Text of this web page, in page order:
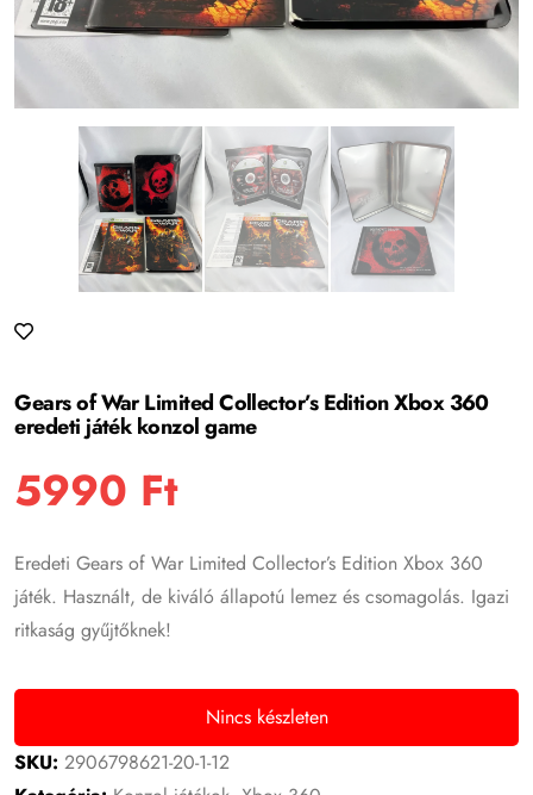
Gears of War Limited Collector’s Edition Xbox 360
eredeti játék konzol game
5990 Ft
Eredeti Gears of War Limited Collector’s Edition Xbox 360
játék. Használt, de kiváló állapotú lemez és csomagolás. Igazi
ritkaság gyűjtőknek!
Nincs készleten
SKU:2906798621-20-1-12